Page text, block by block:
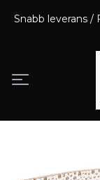
Snabb leverans /